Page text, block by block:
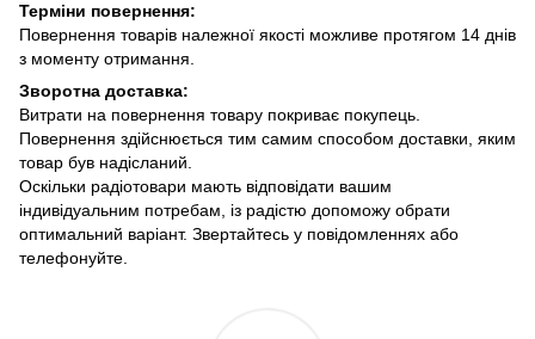
Терміни повернення:
Повернення товарів належної якості можливе протягом 14 днів
з моменту отримання.
Зворотна доставка:
Витрати на повернення товару покриває покупець.
Повернення здійснюється тим самим способом доставки, яким
товар був надісланий.
Оскільки радіотовари мають відповідати вашим
індивідуальним потребам, із радістю допоможу обрати
оптимальний варіант. Звертайтесь у повідомленнях або
телефонуйте.